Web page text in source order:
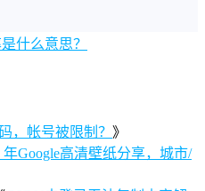
什么意思？
，帐号被限制？ 》
年Google高清壁纸分享，城市/